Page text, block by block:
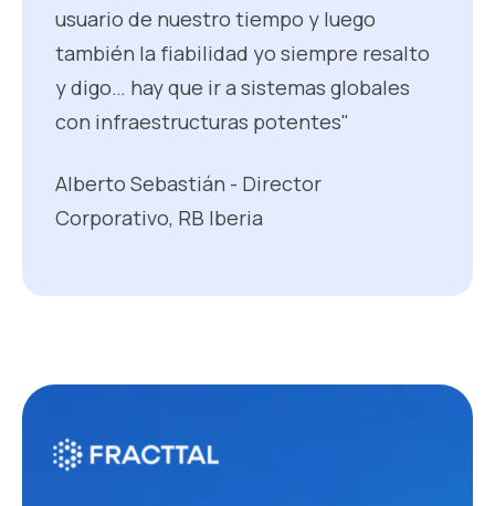
usuario de nuestro tiempo y luego
también la fiabilidad yo siempre resalto
y digo… hay que ir a sistemas globales
con infraestructuras potentes"
Alberto Sebastián - Director
Corporativo, RB Iberia